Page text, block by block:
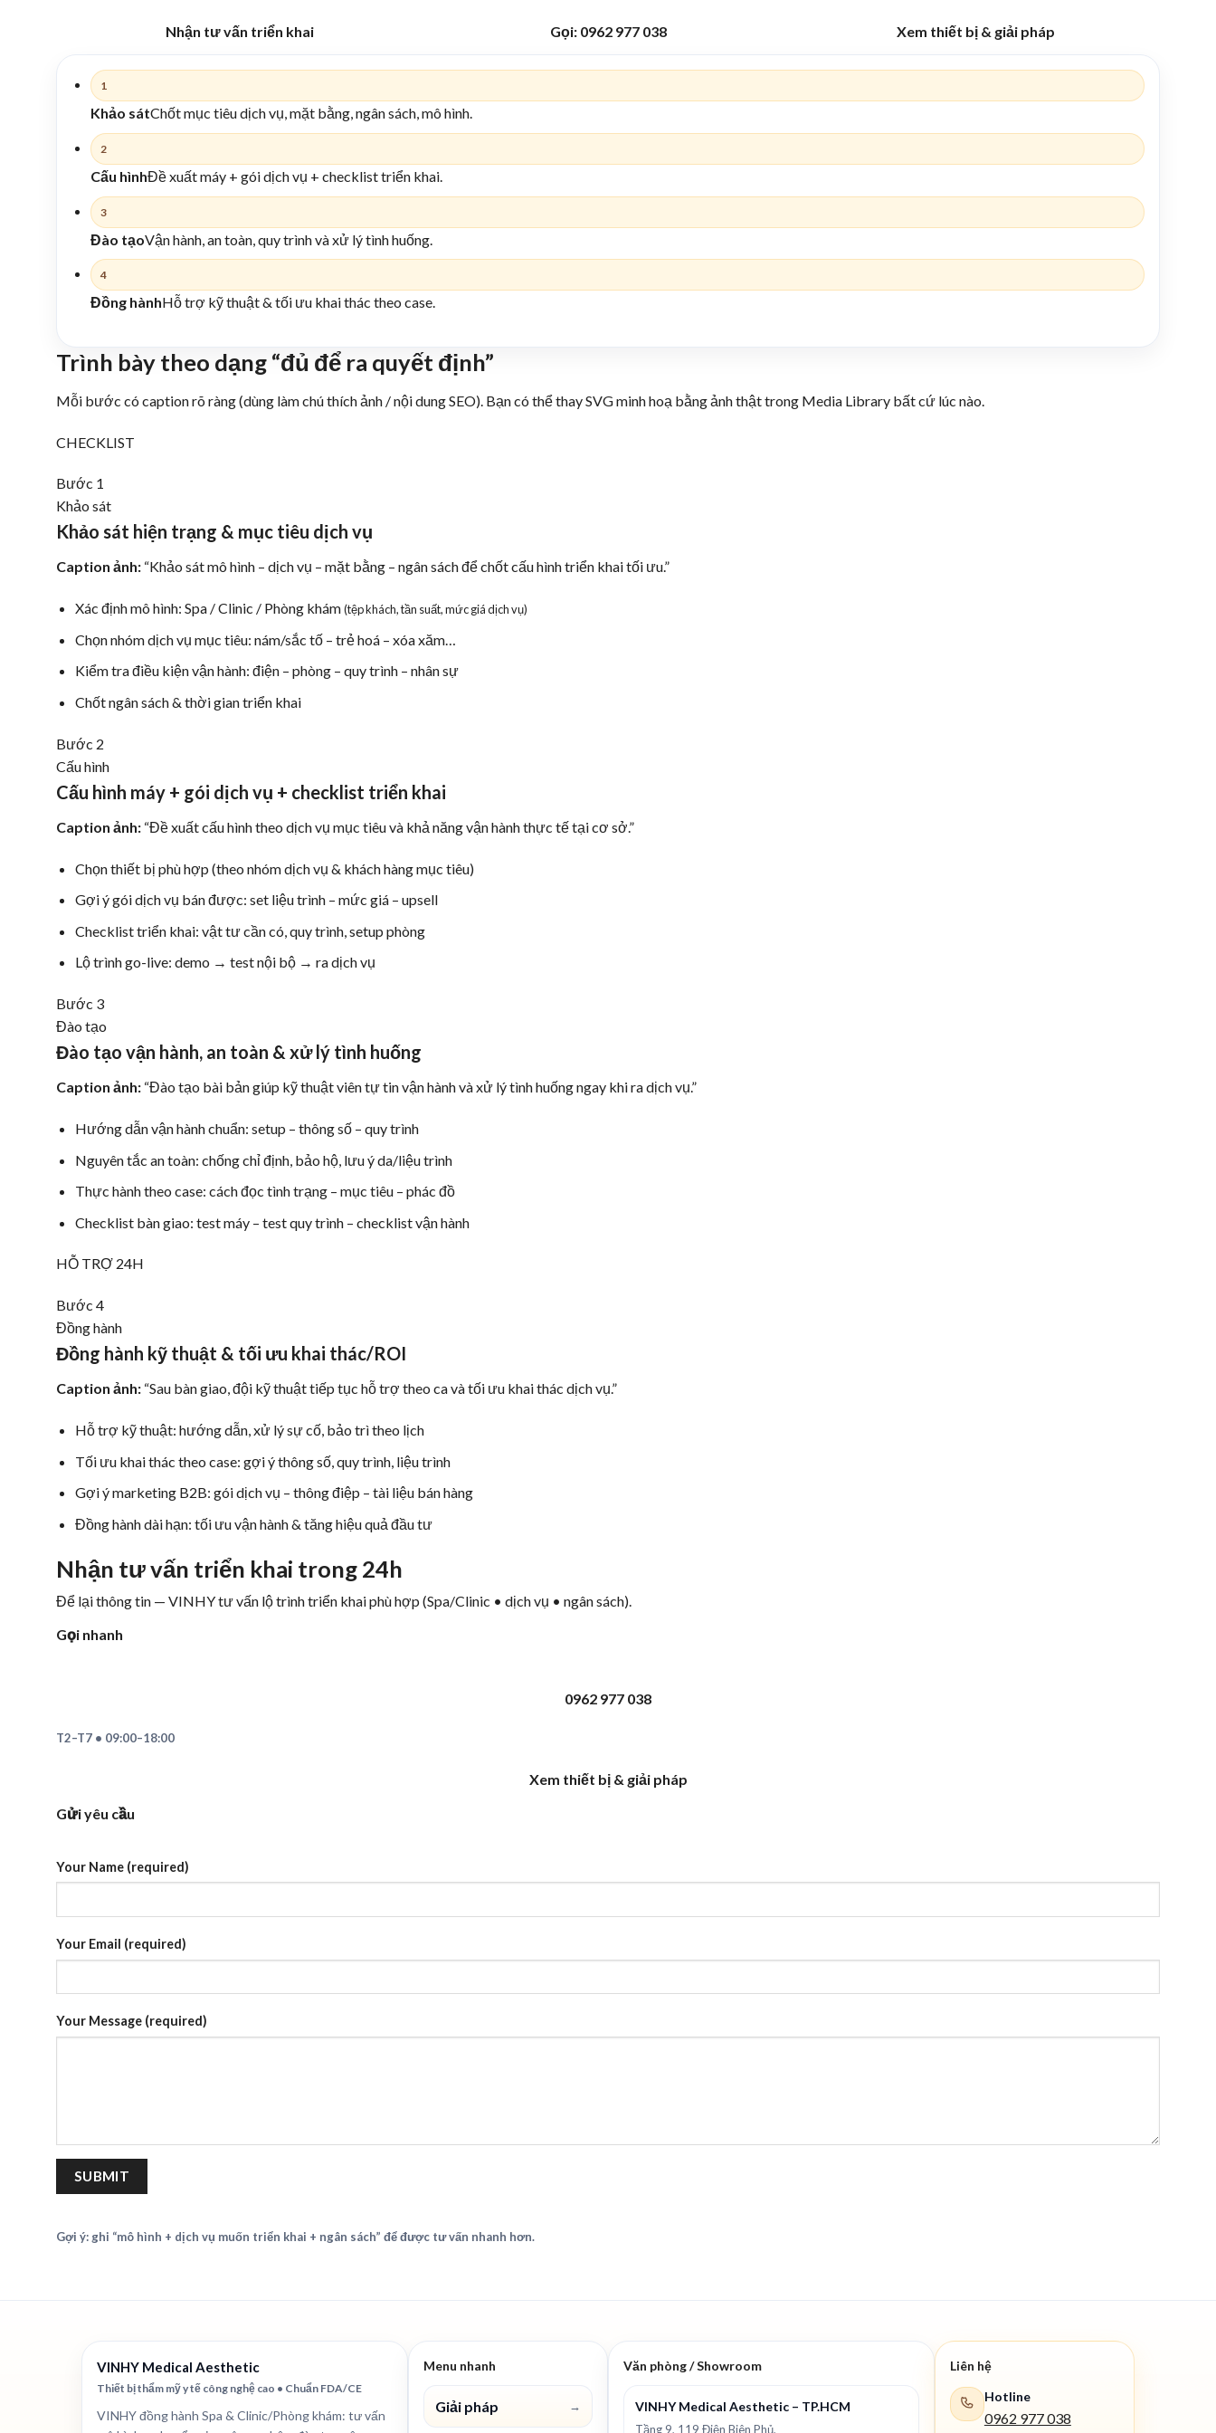
Nhận tư vấn triển khai Gọi: 0962 977 038 Xem thiết bị & giải pháp
1
Khảo sátChốt mục tiêu dịch vụ, mặt bằng, ngân sách, mô hình.
2
Cấu hìnhĐề xuất máy + gói dịch vụ + checklist triển khai.
3
Đào tạoVận hành, an toàn, quy trình và xử lý tình huống.
4
Đồng hànhHỗ trợ kỹ thuật & tối ưu khai thác theo case.
Trình bày theo dạng “đủ để ra quyết định”
Mỗi bước có caption rõ ràng (dùng làm chú thích ảnh / nội dung SEO). Bạn có thể thay SVG minh hoạ bằng ảnh thật trong Media Library bất cứ lúc nào.
CHECKLIST
Bước 1
Khảo sát
Khảo sát hiện trạng & mục tiêu dịch vụ
Caption ảnh: “Khảo sát mô hình – dịch vụ – mặt bằng – ngân sách để chốt cấu hình triển khai tối ưu.”
Xác định mô hình: Spa / Clinic / Phòng khám(tệp khách, tần suất, mức giá dịch vụ)
Chọn nhóm dịch vụ mục tiêu: nám/sắc tố – trẻ hoá – xóa xăm…
Kiểm tra điều kiện vận hành: điện – phòng – quy trình – nhân sự
Chốt ngân sách & thời gian triển khai
Bước 2
Cấu hình
Cấu hình máy + gói dịch vụ + checklist triển khai
Caption ảnh: “Đề xuất cấu hình theo dịch vụ mục tiêu và khả năng vận hành thực tế tại cơ sở.”
Chọn thiết bị phù hợp (theo nhóm dịch vụ & khách hàng mục tiêu)
Gợi ý gói dịch vụ bán được: set liệu trình – mức giá – upsell
Checklist triển khai: vật tư cần có, quy trình, setup phòng
Lộ trình go-live: demo → test nội bộ → ra dịch vụ
Bước 3
Đào tạo
Đào tạo vận hành, an toàn & xử lý tình huống
Caption ảnh: “Đào tạo bài bản giúp kỹ thuật viên tự tin vận hành và xử lý tình huống ngay khi ra dịch vụ.”
Hướng dẫn vận hành chuẩn: setup – thông số – quy trình
Nguyên tắc an toàn: chống chỉ định, bảo hộ, lưu ý da/liệu trình
Thực hành theo case: cách đọc tình trạng – mục tiêu – phác đồ
Checklist bàn giao: test máy – test quy trình – checklist vận hành
HỖ TRỢ 24H
Bước 4
Đồng hành
Đồng hành kỹ thuật & tối ưu khai thác/ROI
Caption ảnh: “Sau bàn giao, đội kỹ thuật tiếp tục hỗ trợ theo ca và tối ưu khai thác dịch vụ.”
Hỗ trợ kỹ thuật: hướng dẫn, xử lý sự cố, bảo trì theo lịch
Tối ưu khai thác theo case: gợi ý thông số, quy trình, liệu trình
Gợi ý marketing B2B: gói dịch vụ – thông điệp – tài liệu bán hàng
Đồng hành dài hạn: tối ưu vận hành & tăng hiệu quả đầu tư
Nhận tư vấn triển khai trong 24h
Để lại thông tin — VINHY tư vấn lộ trình triển khai phù hợp (Spa/Clinic • dịch vụ • ngân sách).
Gọi nhanh
0962 977 038
T2–T7 • 09:00–18:00
Xem thiết bị & giải pháp
Gửi yêu cầu
Your Name (required)
Your Email (required)
Your Message (required)
Gợi ý: ghi “mô hình + dịch vụ muốn triển khai + ngân sách” để được tư vấn nhanh hơn.
VINHY Medical Aesthetic
Thiết bị thẩm mỹ y tế công nghệ cao • Chuẩn FDA/CE
VINHY đồng hành Spa & Clinic/Phòng khám: tư vấn
Menu nhanh
Giải pháp →
Văn phòng / Showroom
VINHY Medical Aesthetic – TP.HCM
Tầng 9, 119 Điện Biên Phủ,
Liên hệ
Hotline
0962 977 038